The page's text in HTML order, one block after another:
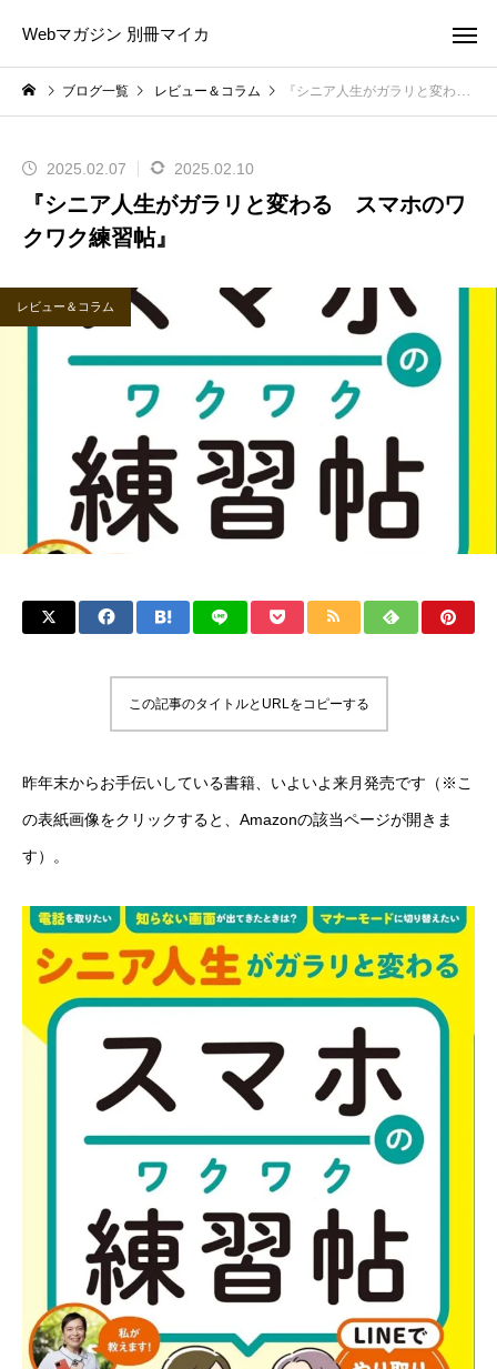
Webマガジン 別冊マイカ
ブログ一覧 レビュー＆コラム 『シニア人生がガラリと変わる スマホのワクワク練習帖』
2025.02.07 2025.02.10
『シニア人生がガラリと変わる スマホのワ
クワク練習帖』
レビュー＆コラム
この記事のタイトルとURLをコピーする
昨年末からお手伝いしている書籍、いよいよ来月発売です（※こ
の表紙画像をクリックすると、Amazonの該当ページが開きま
す）。